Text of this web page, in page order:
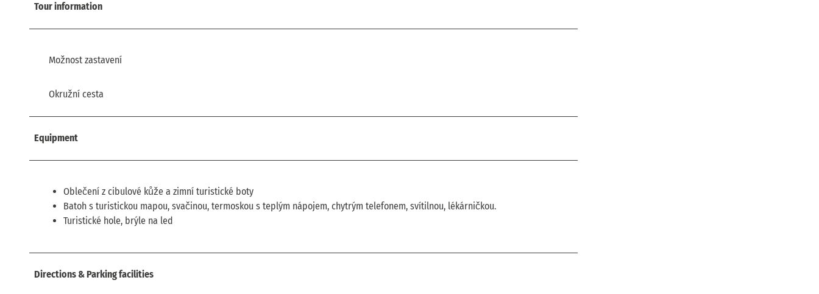
Tour information
Možnost zastavení
Okružní cesta
Equipment
Oblečení z cibulové kůže a zimní turistické boty
Batoh s turistickou mapou, svačinou, termoskou s teplým nápojem, chytrým telefonem, svítilnou, lékárničkou.
Turistické hole, brýle na led
Directions & Parking facilities